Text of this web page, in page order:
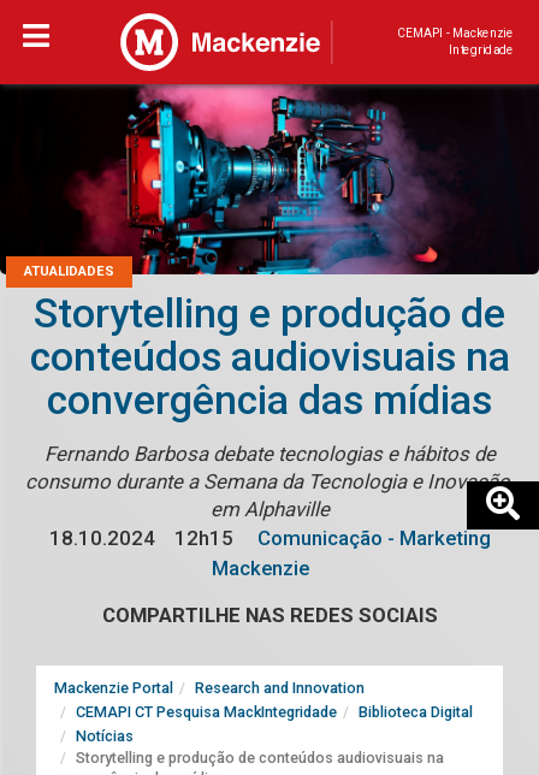
CEMAPI - Mackenzie
Integridade
ATUALIDADES
Storytelling e produção de
conteúdos audiovisuais na
convergência das mídias
Fernando Barbosa debate tecnologias e hábitos de
consumo durante a Semana da Tecnologia e Inovação,
em Alphaville
18.10.2024
12h15
Comunicação - Marketing
Mackenzie
COMPARTILHE NAS REDES SOCIAIS
Mackenzie Portal
Research and Innovation
CEMAPI CT Pesquisa MackIntegridade
Biblioteca Digital
Notícias
Storytelling e produção de conteúdos audiovisuais na